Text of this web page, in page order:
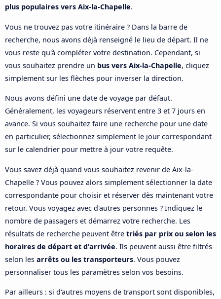
plus populaires vers Aix-la-Chapelle.
Vous ne trouvez pas votre itinéraire ? Dans la barre de
recherche, nous avons déjà renseigné le lieu de départ. Il ne
vous reste qu'à compléter votre destination. Cependant, si
vous souhaitez prendre un bus vers Aix-la-Chapelle, cliquez
simplement sur les flèches pour inverser la direction.
Nous avons défini une date de voyage par défaut.
Généralement, les voyageurs réservent entre 3 et 7 jours en
avance. Si vous souhaitez faire une recherche pour une date
en particulier, sélectionnez simplement le jour correspondant
sur le calendrier pour mettre à jour votre requête.
Vous savez déjà quand vous souhaitez revenir de Aix-la-
Chapelle ? Vous pouvez alors simplement sélectionner la date
correspondante pour choisir et réserver dès maintenant votre
retour. Vous voyagez avec d'autres personnes ? Indiquez le
nombre de passagers et démarrez votre recherche. Les
résultats de recherche peuvent être triés par prix ou selon les
horaires de départ et d'arrivée. Ils peuvent aussi être filtrés
selon les arrêts ou les transporteurs. Vous pouvez
personnaliser tous les paramètres selon vos besoins.
Par ailleurs : si d'autres moyens de transport sont disponibles,